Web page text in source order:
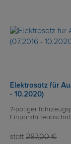
Elektrosatz für
- 10.2020)
7-poliger
statt 287,00 €